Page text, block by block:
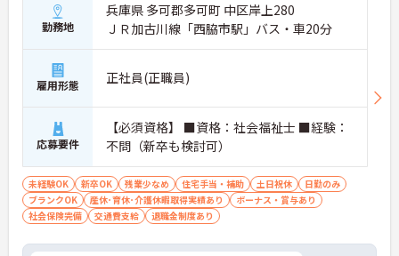
勤務地
兵庫県 多可郡多可町 中区岸上280
ＪＲ加古川線「西脇市駅」バス・車20分
雇用形態 正社員(正職員)
応募要件
【必須資格】 ■資格：社会福祉士 ■経験：
不問（新卒も検討可）
未経験OK 新卒OK 残業少なめ 住宅手当・補助 土日祝休
日勤のみ
ブランクOK
産休･育休･介護休暇取得実績あり
ボーナス・賞与あり
社会保険完備
交通費支給 退職金制度あり